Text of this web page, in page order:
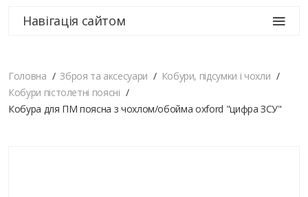
Навігація сайтом
Головна Зброя та аксесуари
Кобури, підсумки і чохли
Кобури пістолетні поясні
Кобура для ПМ поясна з чохлом/обойма oxford "цифра ЗСУ"